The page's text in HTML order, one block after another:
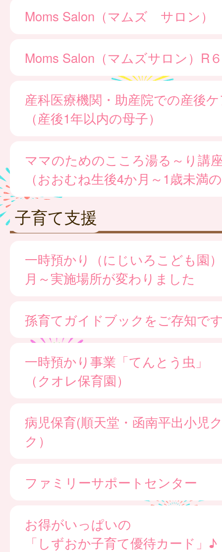
Moms Salon（マムズ サロン）
Moms Salon（マムズサロン）R
産科医療機関・助産院での産後
（産後1年以内の母子）
ママのためのこころ湯る～り講
（おおむね生後4か月～1歳未満
子育て支援
一時預かり（にじいろこども園
月～実施場所が変わりました
孫育てガイドブックをご存知で
一時預かり事業「てんとう虫」
（クオレ保育園）
病児保育(順天堂・函南平出小児
ク）
ファミリーサポートセンター
お得がいっぱいの
「しずおか子育て優待カード」♪